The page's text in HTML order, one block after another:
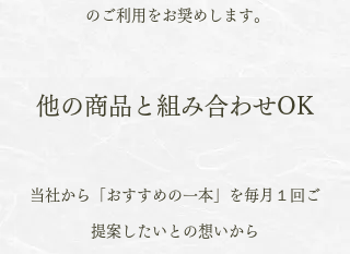
のご利用をお奨めします。
他の商品と組み合わせOK
当社から「おすすめの一本」を毎月１回ご
提案したいとの想いから